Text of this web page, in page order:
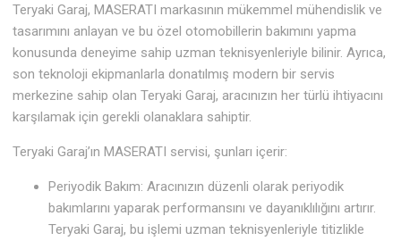
Teryaki Garaj, MASERATI markasının mükemmel mühendislik ve
tasarımını anlayan ve bu özel otomobillerin bakımını yapma
konusunda deneyime sahip uzman teknisyenleriyle bilinir. Ayrıca,
son teknoloji ekipmanlarla donatılmış modern bir servis
merkezine sahip olan Teryaki Garaj, aracınızın her türlü ihtiyacını
karşılamak için gerekli olanaklara sahiptir.
Teryaki Garaj’ın MASERATI servisi, şunları içerir:
Periyodik Bakım: Aracınızın düzenli olarak periyodik
bakımlarını yaparak performansını ve dayanıklılığını artırır.
Teryaki Garaj, bu işlemi uzman teknisyenleriyle titizlikle